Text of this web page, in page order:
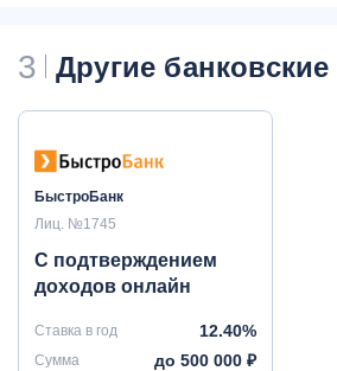
3 Другие
БыстроБанк
Лиц. №1745
С подтверждением
доходов онлайн
Ставка в год 12.40%
Сумма до 500 000 ₽